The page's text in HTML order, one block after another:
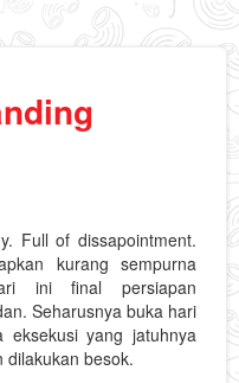
Full of dissapointment.
kurang sempurna
ini final persiapan
Seharusnya buka hari
yang jatuhnya
dilakukan besok.